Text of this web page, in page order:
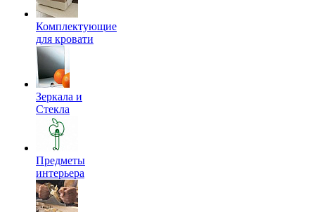
Комплектующие
для кровати
Зеркала и
Стекла
Предметы
интерьера